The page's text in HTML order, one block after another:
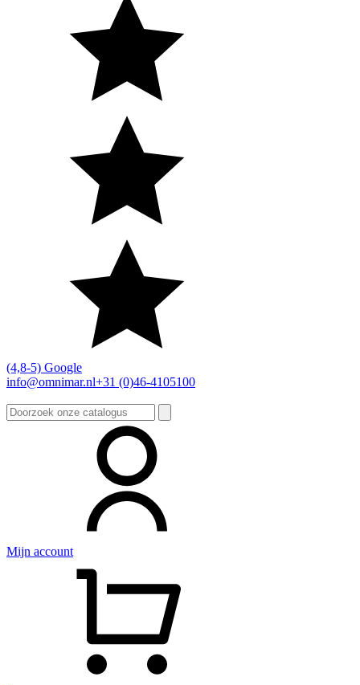
(4,8-5) Google
info@omnimar.nl+31 (0)46-4105100
Zoeken
naar:
Mijn account